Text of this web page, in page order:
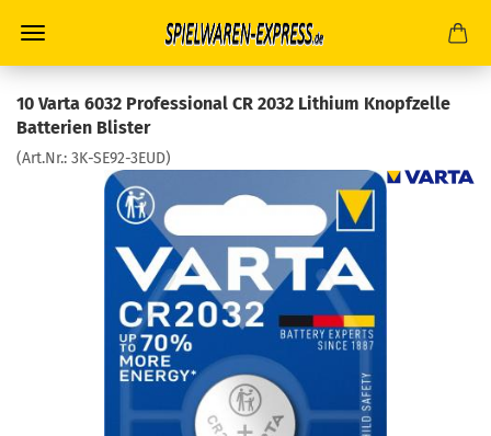
10 Varta 6032 Professional CR 2032 Lithium Knopfzelle
Batterien Blister
(Art.Nr.: 3K-SE92-3EUD)